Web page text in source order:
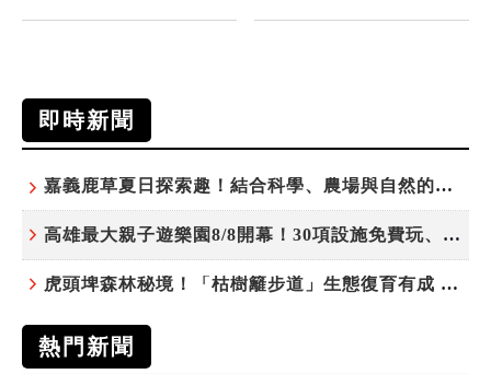
即時新聞
嘉義鹿草夏日探索趣！結合科學、農場與自然的親子小旅行
高雄最大親子遊樂園8/8開幕！30項設施免費玩、YOYO家族嗨翻暑假
虎頭埤森林秘境！「枯樹籬步道」生態復育有成 走進大自然生命教室
熱門新聞